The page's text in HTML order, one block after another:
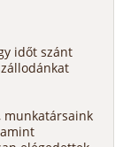
időt szánt
munkatársaink